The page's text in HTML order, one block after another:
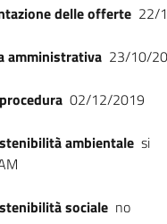
delle offerte 22/
amministrativa 23/10/
02/12/2019
ambientale si
sociale no